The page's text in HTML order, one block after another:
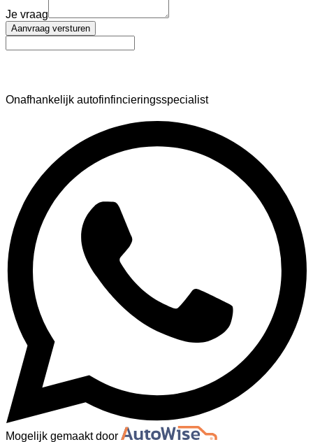
Je vraag
Aanvraag versturen
Onafhankelijk autofinfincieringsspecialist
Mogelijk gemaakt door